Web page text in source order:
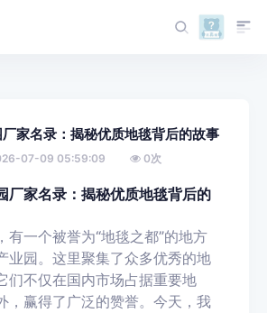
家名录：揭秘优质地毯背后的故事
07-09 05:59:09 0次
厂家名录：揭秘优质地毯背后的
有一个被誉为“地毯之都”的地方
园。这里聚集了众多优秀的地
们不仅在国内市场占据重要地
，赢得了广泛的赞誉。今天，我